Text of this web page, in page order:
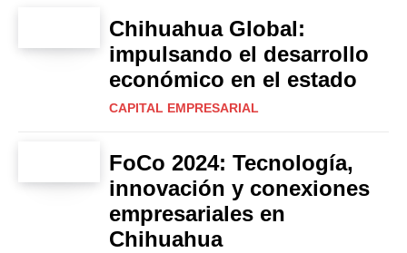
Chihuahua Global:
impulsando el desarrollo
económico en el estado
CAPITAL EMPRESARIAL
FoCo 2024: Tecnología,
innovación y conexiones
empresariales en
Chihuahua